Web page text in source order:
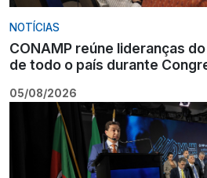
NOTÍCIAS
CONAMP reúne lideranças
de todo o país durante
05/08/2026